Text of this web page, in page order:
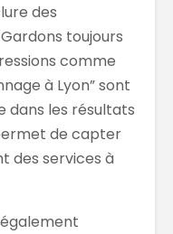
des
toujours
comme
à Lyon” sont
dans les résultats
de capter
des services à